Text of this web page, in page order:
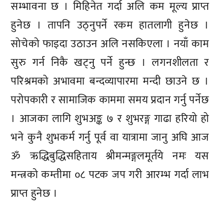
सम्भावना छ । मिहिनेत गर्दा अलि कम मूल्य प्राप्त
हुनेछ । तापनि उठ्नुपर्ने रकम हातलागी हुनेछ ।
सोचेको फाइदा उठाउन अलि नसकिएला । नयाँ काम
सुरु गर्न निकै खट्नु पर्ने हुन्छ । लगनशीलता र
परिश्रमको अभावमा बन्दव्यापारमा मन्दी छाउने छ ।
परोपकारी र सामाजिक काममा समय प्रदान गर्नु पर्नेछ
। आजका लागि शुभअङ्क ७ र शुभरङ्ग गाढा हरियो हो
भने कुनै शुभकर्म गर्नु पूर्व वा यात्रामा जानु अघि आज
ॐ ऋद्धिबुद्धिसहिताय श्रीमन्मङ्गलमूर्तये नमः यस
मन्त्रको कम्तीमा ०८ पटक जप गरी आरम्भ गर्दा लाभ
प्राप्त हुनेछ ।